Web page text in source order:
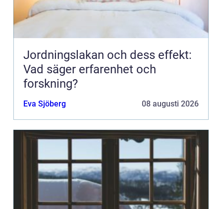
Jordningslakan och dess effekt:
Vad säger erfarenhet och
forskning?
Eva Sjöberg 08 augusti 2026